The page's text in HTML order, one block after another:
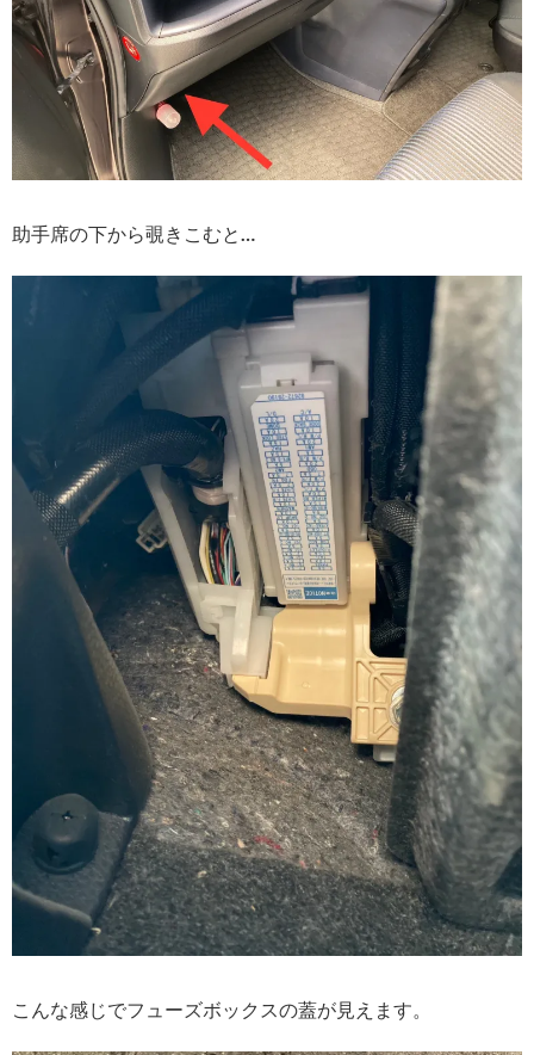
助手席の下から覗きこむと…
こんな感じでフューズボックスの蓋が見えます。